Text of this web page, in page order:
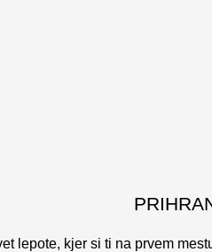
lepote, kjer si ti na prvem